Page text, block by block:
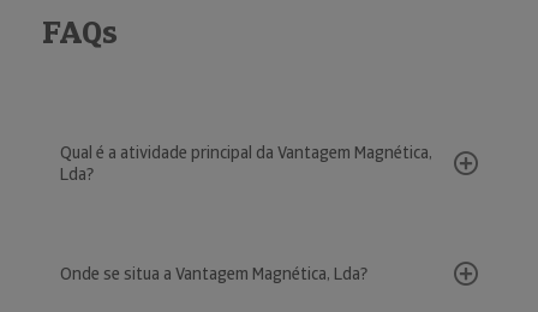
FAQs
Qual é a atividade principal da Vantagem Magnética,
Lda?
Onde se situa a Vantagem Magnética, Lda?